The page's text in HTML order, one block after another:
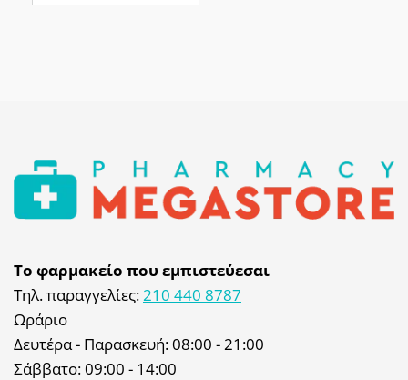
Το φαρμακείο που εμπιστεύεσαι
Τηλ. παραγγελίες:210 440 8787
Ωράριο
Δευτέρα - Παρασκευή: 08:00 - 21:00
Σάββατο: 09:00 - 14:00